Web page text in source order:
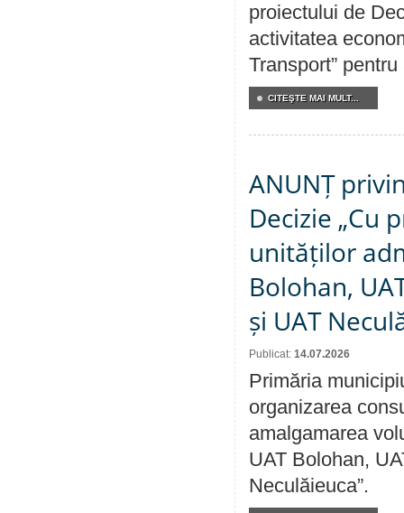
proiectului de
activitatea
Transport” pentru
CITEŞTE MAI MULT...
ANUNȚ
Decizie „Cu
unităților
Bolohan,
și UAT
Publicat: 14.07.2026
Primăria
organizarea
amalgamarea
UAT Bolohan,
Neculăieuca”.